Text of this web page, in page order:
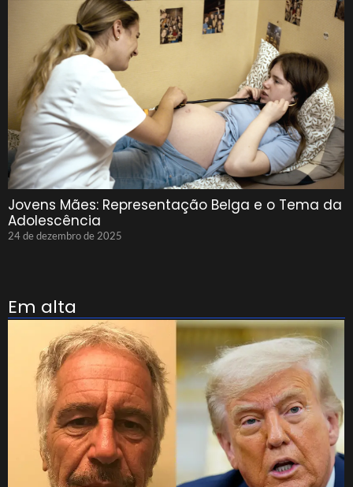
Jovens Mães: Representação Belga e o Tema da
Adolescência
24 de dezembro de 2025
Em alta